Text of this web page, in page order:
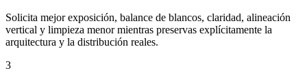
Solicita mejor exposición, balance de blancos, claridad, alineación
vertical y limpieza menor mientras preservas explícitamente la
arquitectura y la distribución reales.
3